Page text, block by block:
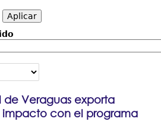
de Veraguas exporta
impacto con el programa